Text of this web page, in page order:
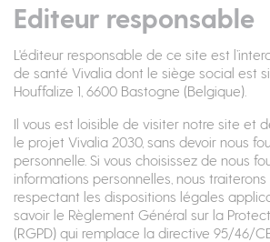
Editeur responsable
L'éditeur responsable de ce site est
de santé Vivalia dont le siège social est
Houffalize 1, 6600 Bastogne (Belgique).
Il vous est loisible de visiter notre site et
le projet Vivalia 2030, sans devoir nous
personnelle. Si vous choisissez de nous
informations personnelles, nous
respectant les dispositions légales
savoir le Règlement Général sur la
(RGPD) qui remplace la directive 95/46/